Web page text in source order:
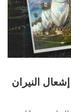
عام.. من إشعال النيران